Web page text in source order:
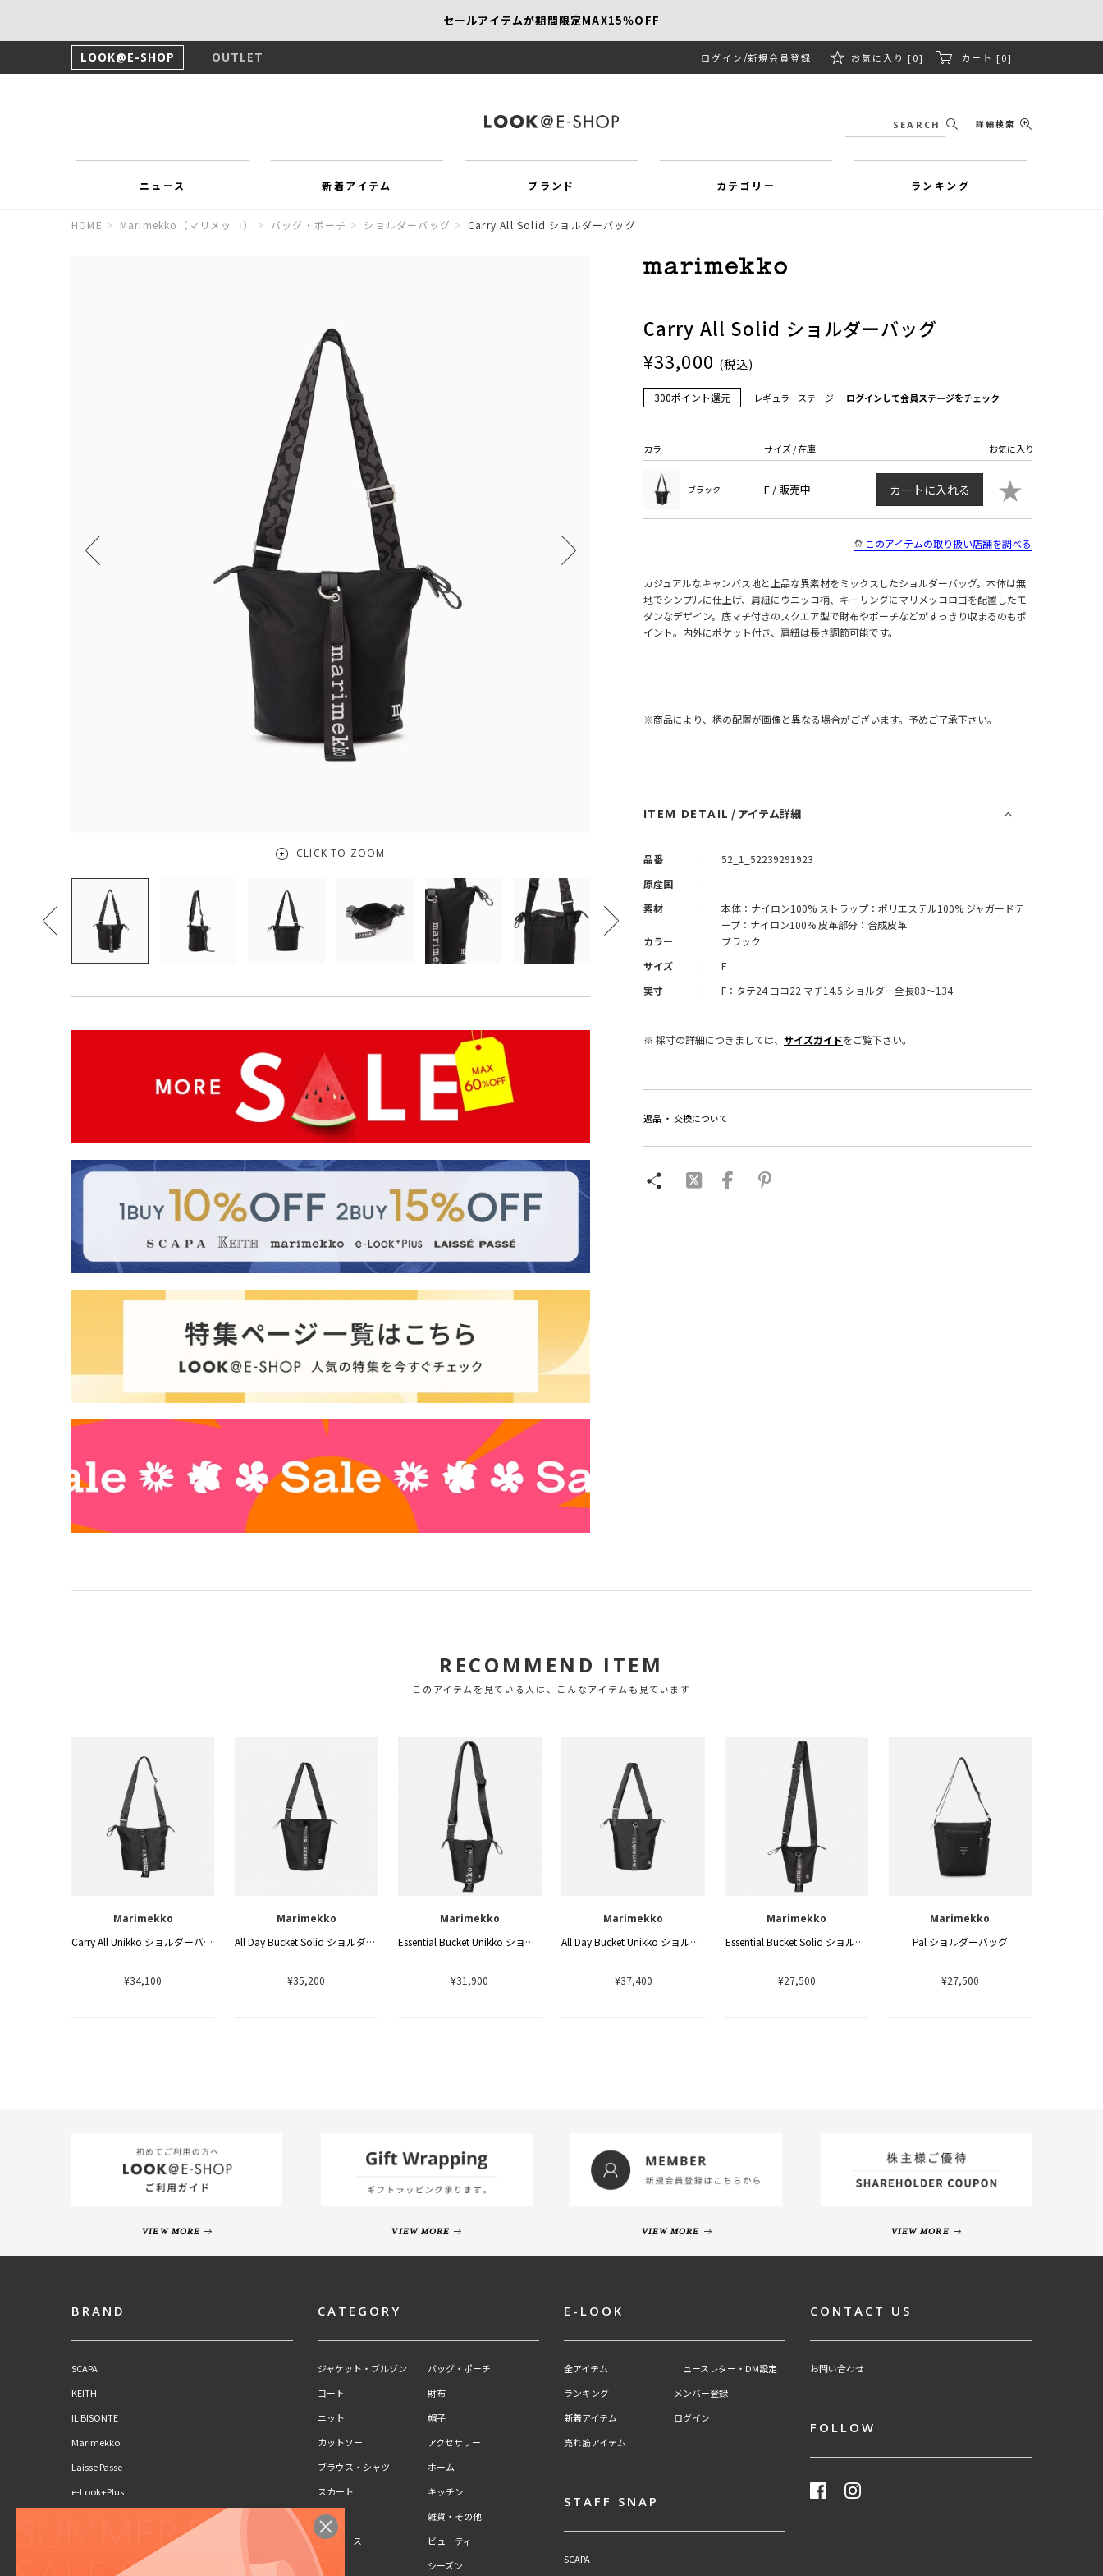
セールアイテムが期間限定MAX15％OFF
LOOK@E-SHOP OUTLET ログイン 新規会員登録 お気に入り [0] カート [0]
詳細検索
ニュース 新着アイテム ブランド カテゴリー ランキング
HOME > Marimekko（マリメッコ） > バッグ・ポーチ > ショルダーバッグ > Carry All Solid ショルダーバッグ
CLICK TO ZOOM
Carry All Solid ショルダーバッグ
¥33,000 (税込)
300ポイント還元 レギュラーステージ ログインして会員ステージをチェック
カラー サイズ / 在庫 お気に入り
ブラック F / 販売中 カートに入れる ★
このアイテムの取り扱い店舗を調べる
カジュアルなキャンバス地と上品な異素材をミックスしたショルダーバッグ。本体は無
地でシンプルに仕上げ、肩紐にウニッコ柄、キーリングにマリメッコロゴを配置したモ
ダンなデザイン。底マチ付きのスクエア型で財布やポーチなどがすっきり収まるのもポ
イント。内外にポケット付き、肩紐は長さ調節可能です。
※商品により、柄の配置が画像と異なる場合がございます。予めご了承下さい。
ITEM DETAIL / アイテム詳細
品番 :
52_1_52239291923
原産国
:
-
素材
:
本体：ナイロン100% ストラップ：ポリエステル100% ジャガードテ
ープ：ナイロン100% 皮革部分：合成皮革
カラー
:
ブラック
サイズ
:
F
実寸
: F：タテ24 ヨコ22 マチ14.5 ショルダー全長83～134
※ 採寸の詳細につきましては、サイズガイドをご覧下さい。
返品 ・ 交換について
RECOMMEND ITEM
このアイテムを見ている人は、こんなアイテムも見ています
Marimekko
Carry All Unikko ショルダーバッグ
¥34,100
Marimekko
All Day Bucket Solid ショルダーバッグ
¥35,200
Marimekko
Essential Bucket Unikko ショルダーバッグ
¥31,900
Marimekko
All Day Bucket Unikko ショルダーバッグ
¥37,400
Marimekko
Essential Bucket Solid ショルダーバッグ
¥27,500
Marimekko
Pal ショルダーバッグ
¥27,500
VIEW MORE VIEW MORE VIEW MORE VIEW MORE
BRAND
SCAPA
KEITH
IL BISONTE
Marimekko
Laisse Passe
e-Look+Plus
KEITH Lサイズ
CATEGORY
ジャケット・ブルゾン
コート
ニット
カットソー
ブラウス・シャツ
スカート
パンツ
ワンピース
キッズ
バッグ・ポーチ
財布
帽子
アクセサリー
ホーム
キッチン
雑貨・その他
ビューティー
シーズン
E-LOOK
全アイテム
ランキング
新着アイテム
売れ筋アイテム
ニュースレター・DM設定
メンバー登録
ログイン
CONTACT US
お問い合わせ
FOLLOW
STAFF SNAP
SCAPA